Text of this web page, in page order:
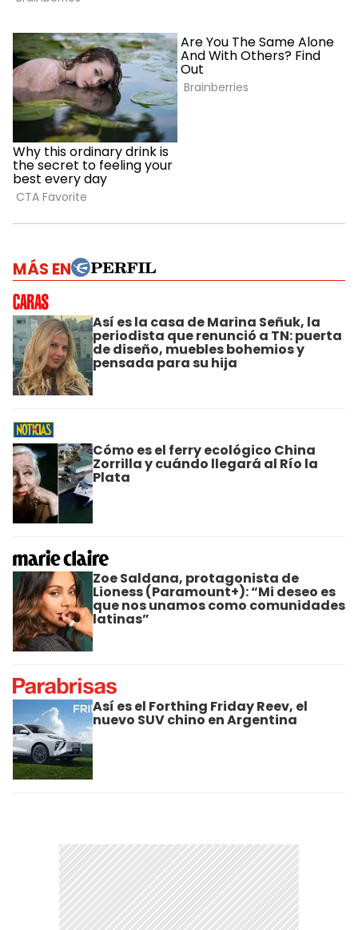
MÁS EN
Así es la casa de Marina Señuk, la
periodista que renunció a TN: puerta
de diseño, muebles bohemios y
pensada para su hija
Cómo es el ferry ecológico China
Zorrilla y cuándo llegará al Río la
Plata
Zoe Saldana, protagonista de
Lioness (Paramount+): “Mi deseo es
que nos unamos como comunidades
latinas”
Así es el Forthing Friday Reev, el
nuevo SUV chino en Argentina